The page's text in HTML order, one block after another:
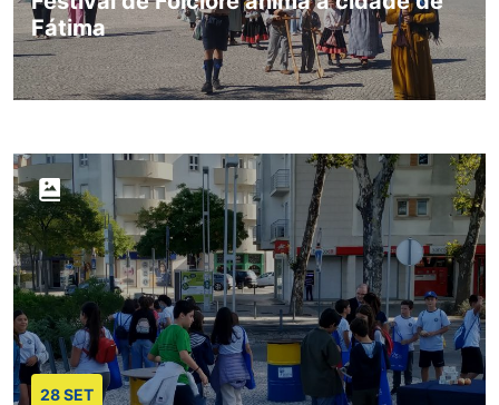
Fátima
28 SET